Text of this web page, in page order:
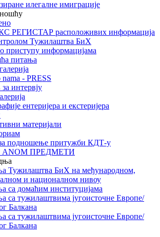
илегалне имиграције
РЕГИСТАР расположивих информација
Тужилаштва БиХ
приступу информацијама
питања
- PRESS
за интервју
ентеријера и екстеријера
материјали
подношење притужби КДТ-у
ANOM ПРЕДМЕТИ
Тужилаштва БиХ на међународном,
и националном нивоу
са домаћим институцијама
са тужилаштвима југоисточне Европе/
Балкана
са тужилаштвима југоисточне Европе/
Балкана